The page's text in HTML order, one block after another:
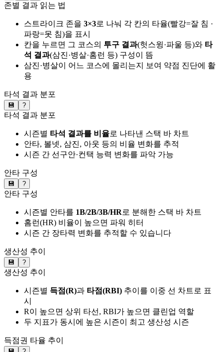
존별 결과 읽는 법
스트라이크 존을 3×3로 나눠 각 칸의 타율(빨강=잘 침 ·
파랑=못 침)을 표시
칸을 누르면 그 코스의 투구 결과(헛스윙·파울 등)와 타
석 결과(삼진·병살·홈런 등) 구성이 뜸
삼진·병살이 어느 코스에 몰리는지 보여 약점 진단에 활
용
타석 결과 분포
💾 ?
타석 결과 분포
시즌별 타석 결과를 비율로 나타낸 스택 바 차트
안타, 볼넷, 삼진, 아웃 등의 비율 변화를 추적
시즌 간 선구안·컨택 능력 변화를 파악 가능
안타 구성
💾 ?
안타 구성
시즌별 안타를 1B/2B/3B/HR로 분해한 스택 바 차트
홈런(HR) 비율이 높으면 파워 히터
시즌 간 장타력 변화를 추적할 수 있습니다
생산성 추이
💾 ?
생산성 추이
시즌별 득점(R)과 타점(RBI) 추이를 이중 선 차트로 표
시
R이 높으면 상위 타선, RBI가 높으면 클린업 역할
두 지표가 동시에 높은 시즌이 최고 생산성 시즌
득점권 타율 추이